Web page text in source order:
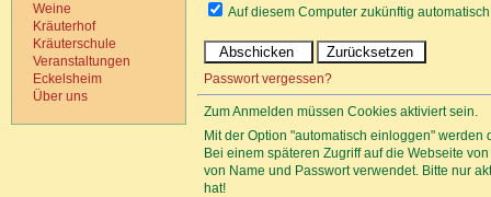
Weine
Kräuterhof
Kräuterschule
Veranstaltungen
Eckelsheim
Über uns
Auf diesem Computer zukünftig
Passwort vergessen?
Zum Anmelden müssen Cookies aktiviert sein.
Mit der Option "automatisch einloggen"
Bei einem späteren Zugriff auf die Webseite
von Name und Passwort verwendet. Bitte nur
hat!